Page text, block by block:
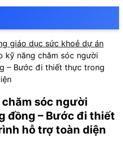
giáo dục sức khoẻ dự án
kỹ năng chăm sóc người
– Bước đi thiết thực trong
sóc người
đồng – Bước đi thiết
hỗ trợ toàn diện